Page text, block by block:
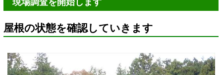
屋根の状態を確認していきます